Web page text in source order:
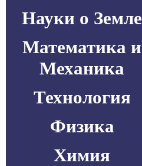
Науки о Земле
Математика и
Механика
Технология
Физика
Химия